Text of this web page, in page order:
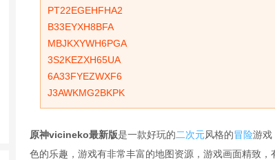
PT22EGEHFHA2
B33EYXH8BFA
MBJKXYWH6PGA
3S2KEZXH65UA
6A33FYEZWXF6
J3AWKMG2BKPK
原神vicineko最新版是一款好玩的二次元风格的冒险游戏
色的乐趣，游戏有非常丰富的地图资源，游戏画面精致